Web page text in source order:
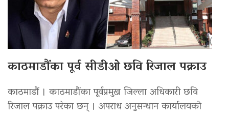
काठमाडौंका पूर्व सीडीओ छवि रिजाल पक्राउ
काठमाडौं । काठमाडौंका पूर्वप्रमुख जिल्ला अधिकारी छवि
रिजाल पक्राउ परेका छन् । अपराध अनुसन्धान कार्यालयको